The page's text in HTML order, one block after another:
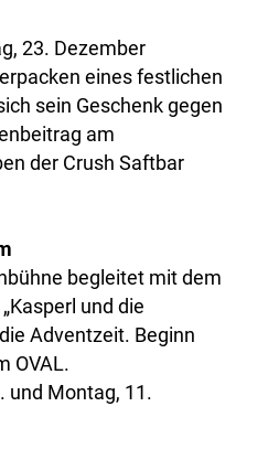
23. Dezember
eines festlichen
sein Geschenk gegen
am
der Crush Saftbar
begleitet mit dem
und die
Adventzeit. Beginn
OVAL.
und Montag, 11.